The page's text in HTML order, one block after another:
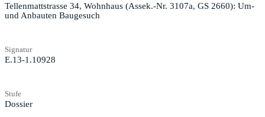
Tellenmattstrasse 34, Wohnhaus (Assek.-Nr. 3107a, GS 2660): Um-
und Anbauten Baugesuch
Signatur
E.13-1.10928
Stufe
Dossier